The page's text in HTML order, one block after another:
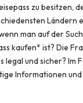
zu besitzen,
Ländern
man auf der
kaufen* ist? Die
legal und sicher? Im
Informationen